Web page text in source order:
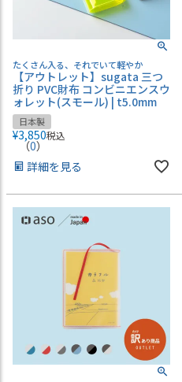
たくさん入る、それでいて軽やか
【アウトレット】sugata 三つ
折り PVC財布 コンビニエンスウ
ォレット(スモール) | t5.0mm
日本製
¥3,850税込
（0）
詳細を見る